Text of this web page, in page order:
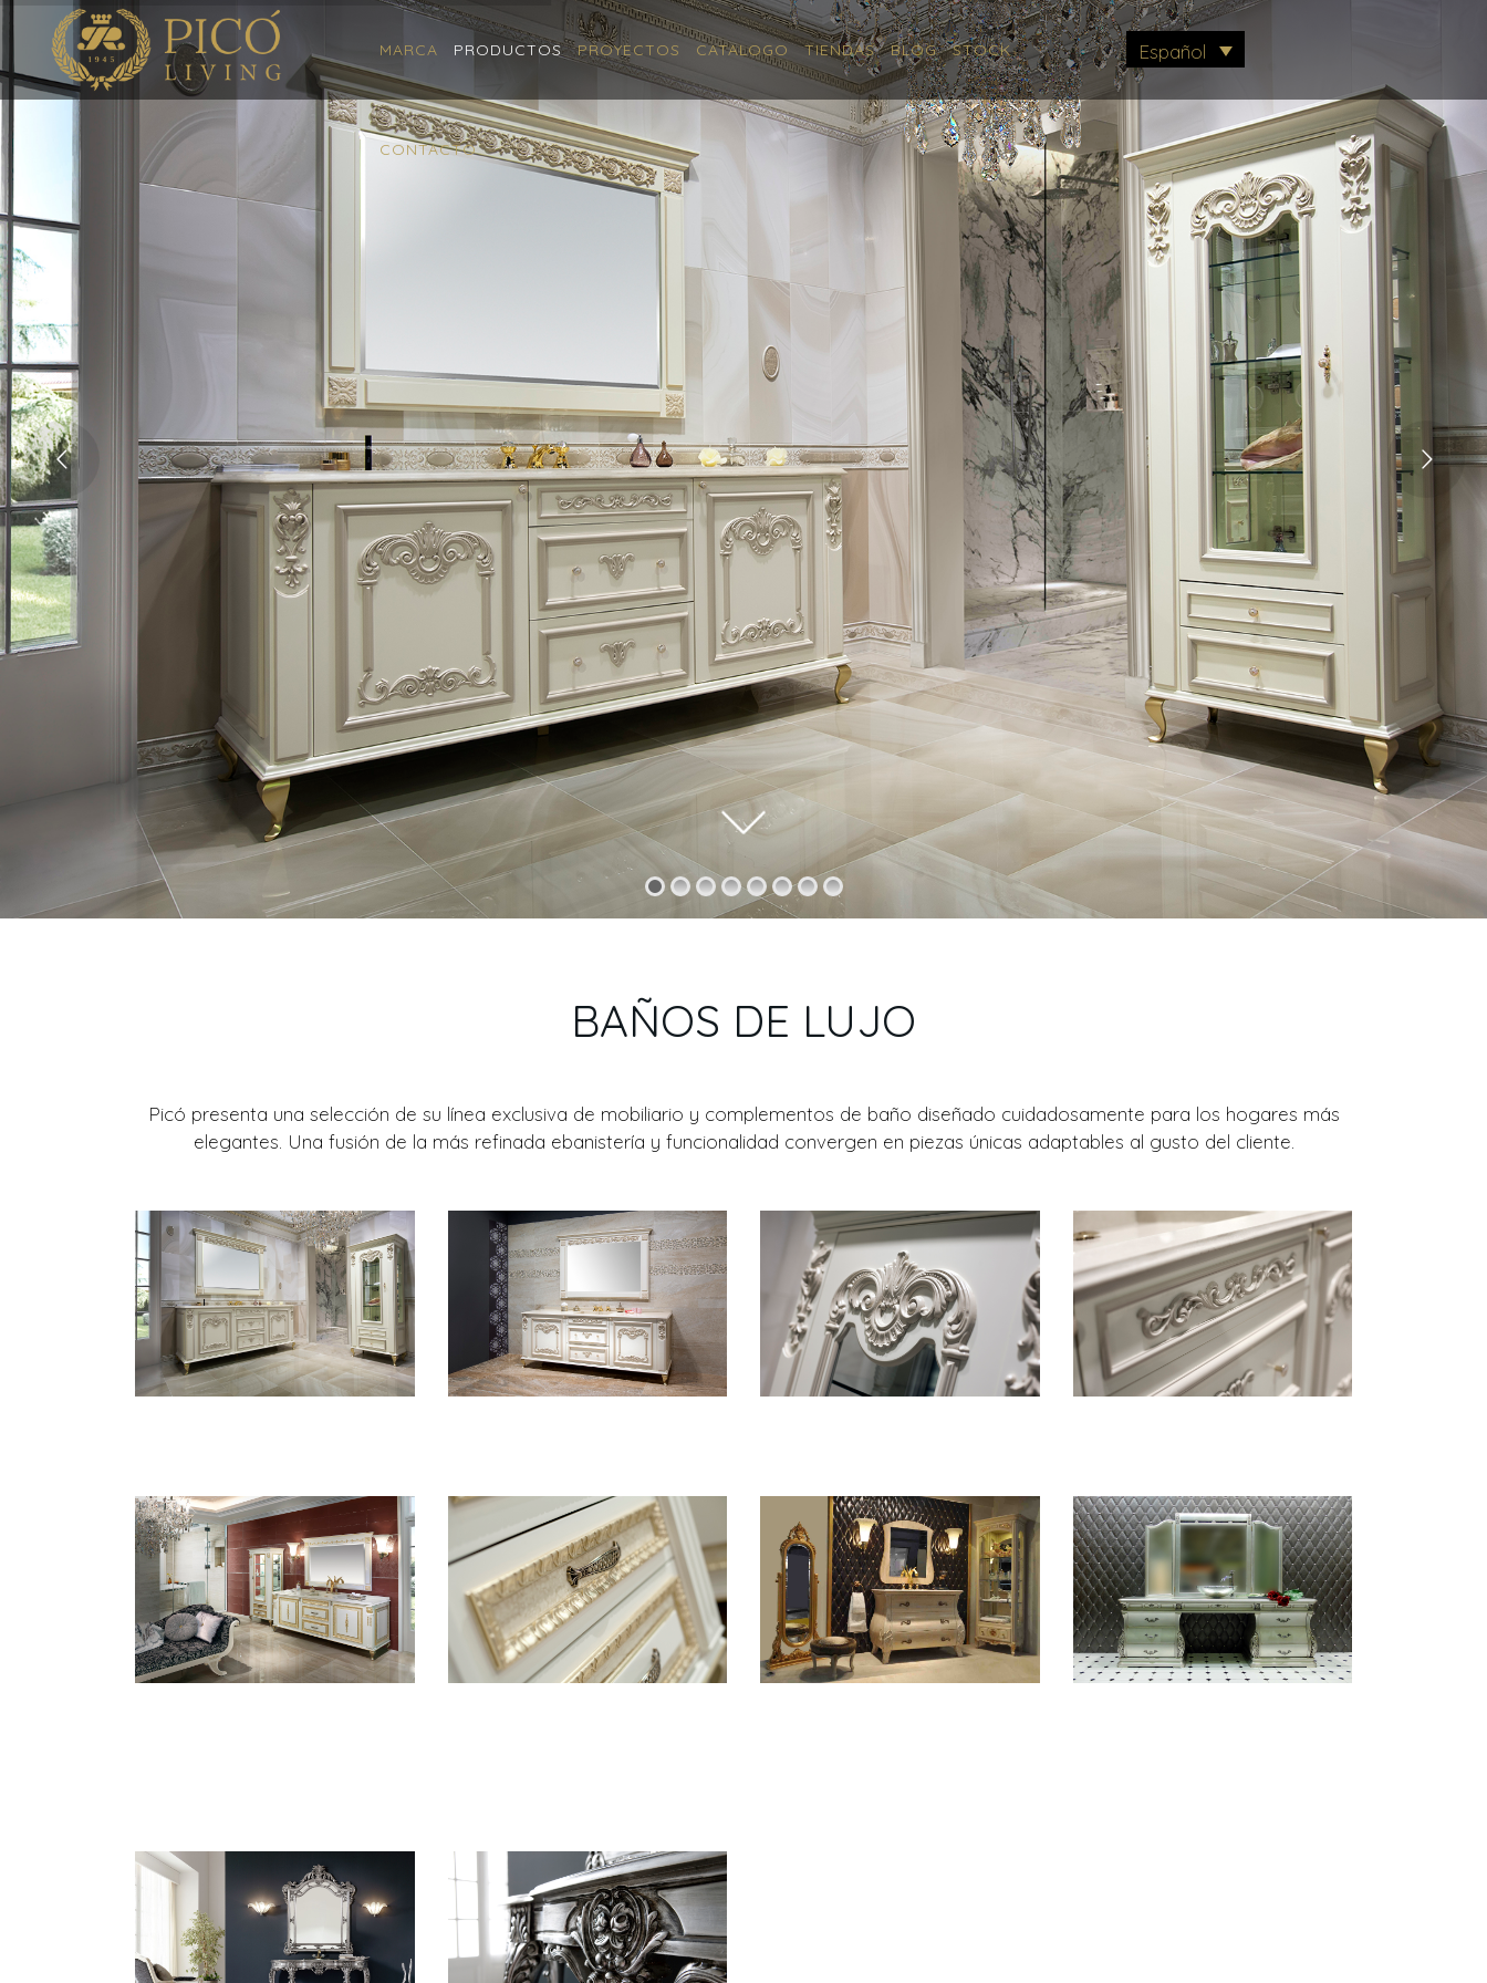
Español
MARCA PRODUCTOS PROYECTOS CATALOGO TIENDAS BLOG STOCK
CONTACTO
BAÑOS DE LUJO
Picó presenta una selección de su línea exclusiva de mobiliario y complementos de baño diseñado cuidadosamente para los hogares más
elegantes. Una fusión de la más refinada ebanistería y funcionalidad convergen en piezas únicas adaptables al gusto del cliente.